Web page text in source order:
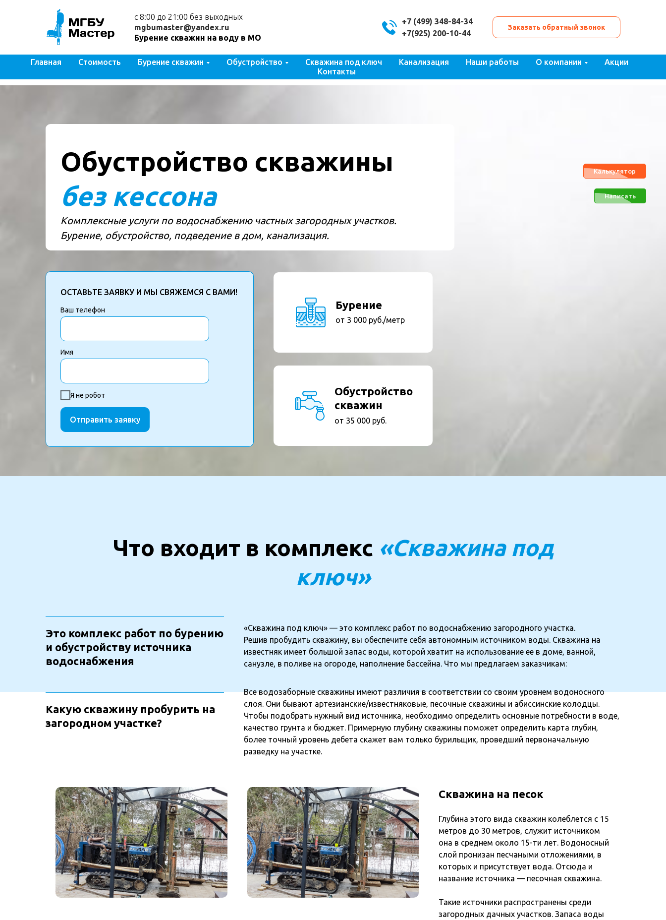
с 8:00 до 21:00 без выходных
mgbumaster@yandex.ru
Бурение скважин на воду в МО
+7 (499) 348-84-34
+7(925) 200-10-44
Заказать обратный звонок
Главная Стоимость Бурение скважин Обустройство Скважина под ключ Канализация Наши работы О компании
Акции
Контакты
Обустройство скважины
без кессона
Комплексные услуги по водоснабжению частных загородных участков.
Бурение, обустройство, подведение в дом, канализация.
ОСТАВЬТЕ ЗАЯВКУ И МЫ СВЯЖЕМСЯ С ВАМИ!
Ваш телефон
Имя
Я не робот
Отправить заявку
Обустройство
скважин
от 35 000 руб.
Бурение
от 3 000 руб./метр
Что входит в комплекс «Скважина под
ключ»
Это комплекс работ по бурению
и обустройству источника
водоснабжения
«Скважина под ключ» — это комплекс работ по водоснабжению загородного участка.
Решив пробудить скважину, вы обеспечите себя автономным источником воды. Скважина на
известняк имеет большой запас воды, которой хватит на использование ее в доме, ванной,
санузле, в поливе на огороде, наполнение бассейна. Что мы предлагаем заказчикам:
Какую скважину пробурить на
загородном участке?
Все водозаборные скважины имеют различия в соответствии со своим уровнем водоносного
слоя. Они бывают артезианские/известняковые, песочные скважины и абиссинские колодцы.
Чтобы подобрать нужный вид источника, необходимо определить основные потребности в воде,
качество грунта и бюджет. Примерную глубину скважины поможет определить карта глубин,
более точный уровень дебета скажет вам только бурильщик, проведший первоначальную
разведку на участке.
Скважина на песок
Глубина этого вида скважин колеблется с 15
метров до 30 метров, служит источником
она в среднем около 15-ти лет. Водоносный
слой пронизан песчаными отложениями, в
которых и присутствует вода. Отсюда и
название источника — песочная скважина.
Такие источники распространены среди
загородных дачных участков. Запаса воды
Калькулятор
Написать